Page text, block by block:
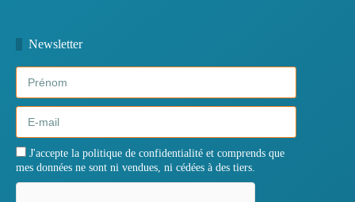
Newsletter
J'accepte la politique de confidentialité et comprends que
mes données ne sont ni vendues, ni cédées à des tiers.